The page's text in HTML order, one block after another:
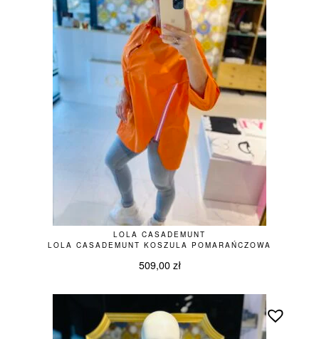
LOLA CASADEMUNT
LOLA CASADEMUNT KOSZULA POMARAŃCZOWA
509,00 zł